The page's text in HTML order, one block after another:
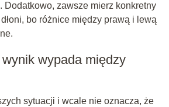
Dodatkowo, zawsze mierz konkretny
bo różnice między prawą i lewą
wypada między
sytuacji i wcale nie oznacza, że